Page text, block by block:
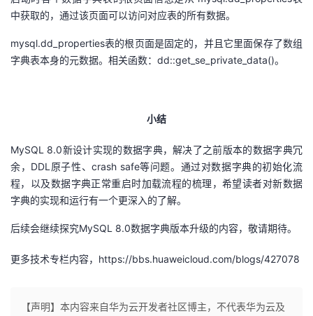
中获取的，通过该页面可以访问对应表的所有数据。
mysql.dd_properties表的根页面是固定的，并且它里面保存了数组
字典表本身的元数据。相关函数：dd::get_se_private_data()。
小结
MySQL 8.0新设计实现的数据字典，解决了之前版本的数据字典冗
余，DDL原子性、crash safe等问题。通过对数据字典的初始化流
程，以及数据字典正常重启时加载流程的梳理，希望读者对新数据
字典的实现和运行有一个更深入的了解。
后续会继续探究MySQL 8.0数据字典版本升级的内容，敬请期待。
更多技术专栏内容，https://bbs.huaweicloud.com/blogs/427078
【声明】本内容来自华为云开发者社区博主，不代表华为云及